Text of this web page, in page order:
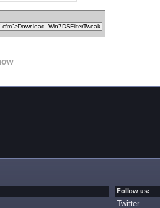
Follow us:
Twitter